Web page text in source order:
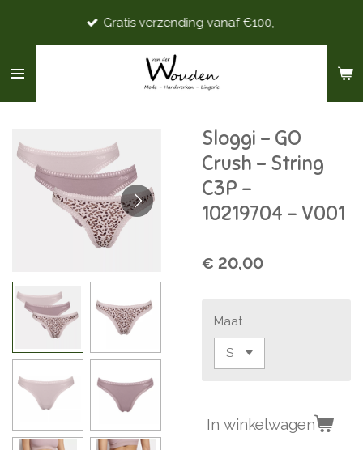
de
Gratis verzending vanaf €100,-
Sloggi - GO
Crush - String
C3P -
10219704 - V001
€ 20,00
Maat
In winkelwagen